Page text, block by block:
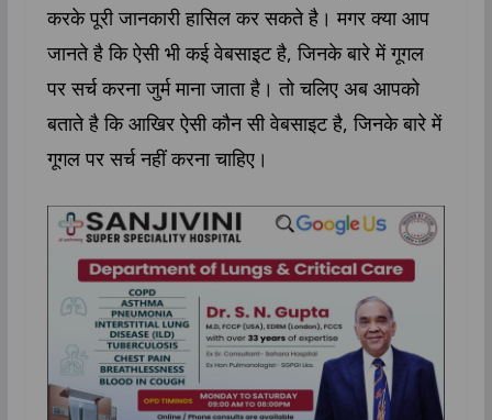
करके पूरी जानकारी हासिल कर सकते है। मगर क्या आप
जानते है कि ऐसी भी कई वेबसाइट है, जिनके बारे में गूगल
पर सर्च करना जुर्म माना जाता है। तो चलिए अब आपको
बताते है कि आखिर ऐसी कौन सी वेबसाइट है, जिनके बारे में
गूगल पर सर्च नहीं करना चाहिए।